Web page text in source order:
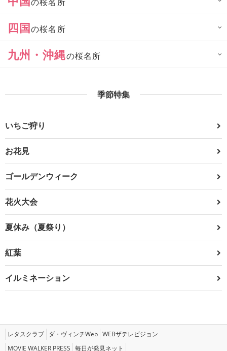
四国の桜名所
九州・沖縄の桜名所
季節特集
いちご狩り
お花見
ゴールデンウィーク
花火大会
夏休み（夏祭り）
紅葉
イルミネーション
レタスクラブ ダ・ヴィンチWeb WEBザテレビジョン
MOVIE WALKER PRESS 毎日が発見ネット